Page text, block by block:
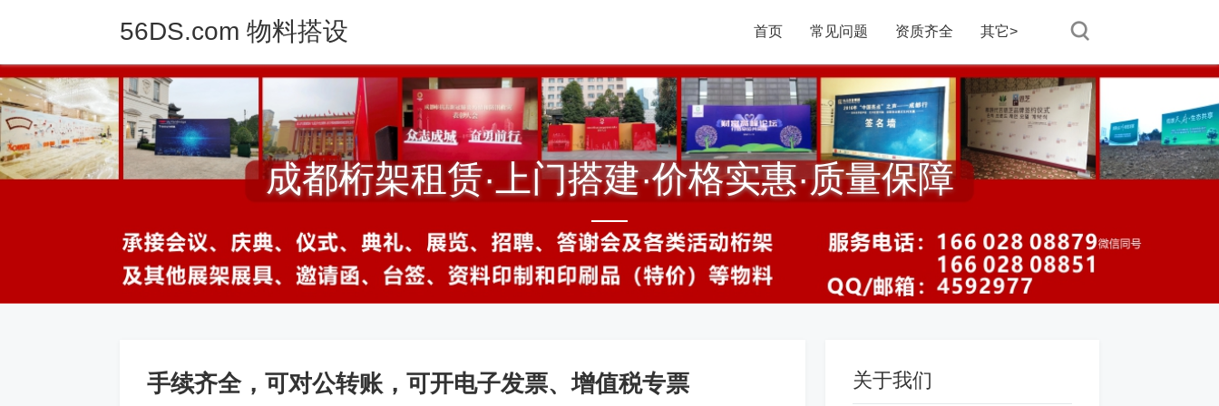
56DS.com 物料搭设 首页 常见问题 资质齐全 其它>
成都桁架租赁·上门搭建·价格实惠·质量保障
手续齐全，可对公转账，可开电子发票、增值税专票 关于我们